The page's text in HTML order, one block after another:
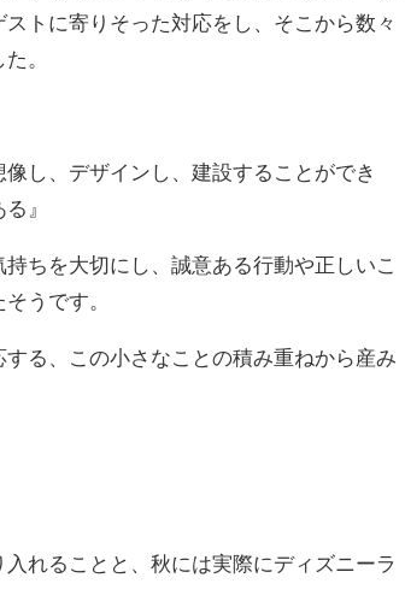
トに寄りそった対応をし、そこから数々
。
し、デザインし、建設することができ
』
ちを大切にし、誠意ある行動や正しいこ
うです。
る、この小さなことの積み重ねから産み
れることと、秋には実際にディズニーラ